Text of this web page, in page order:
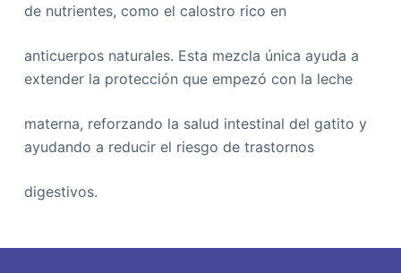
de nutrientes, como el calostro rico en
anticuerpos naturales. Esta mezcla única ayuda a
extender la protección que empezó con la leche
materna, reforzando la salud intestinal del gatito y
ayudando a reducir el riesgo de trastornos
digestivos.